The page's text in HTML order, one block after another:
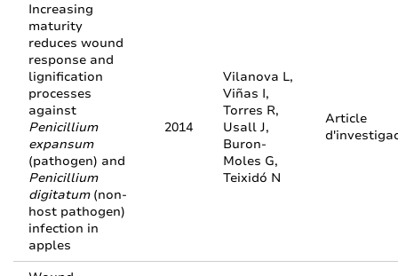
Increasing
maturity
reduces wound
response and
lignification
processes
against
Penicillium
expansum
(pathogen) and
Penicillium
digitatum(non-
host pathogen)
infection in
apples
2014
Vilanova L,
Viñas I,
Torres R,
Usall J,
Buron-
Moles G,
Teixidó N
Article